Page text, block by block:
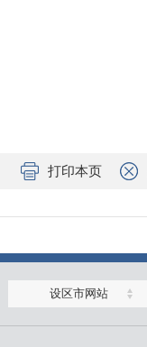
打印本页
设区市网站